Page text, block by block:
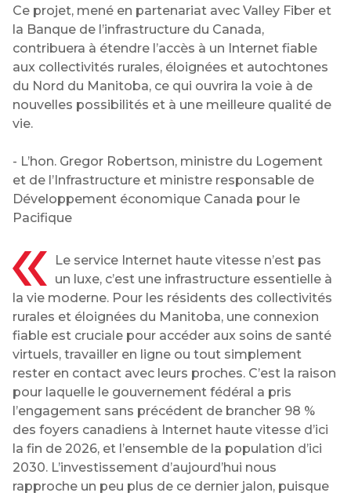
Ce projet, mené en partenariat avec Valley Fiber et
la Banque de l’infrastructure du Canada,
contribuera à étendre l’accès à un Internet fiable
aux collectivités rurales, éloignées et autochtones
du Nord du Manitoba, ce qui ouvrira la voie à de
nouvelles possibilités et à une meilleure qualité de
vie.
- L’hon. Gregor Robertson, ministre du Logement
et de l’Infrastructure et ministre responsable de
Développement économique Canada pour le
Pacifique
Le service Internet haute vitesse n’est pas
un luxe, c’est une infrastructure essentielle à
la vie moderne. Pour les résidents des collectivités
rurales et éloignées du Manitoba, une connexion
fiable est cruciale pour accéder aux soins de santé
virtuels, travailler en ligne ou tout simplement
rester en contact avec leurs proches. C’est la raison
pour laquelle le gouvernement fédéral a pris
l’engagement sans précédent de brancher 98 %
des foyers canadiens à Internet haute vitesse d’ici
la fin de 2026, et l’ensemble de la population d’ici
2030. L’investissement d’aujourd’hui nous
rapproche un peu plus de ce dernier jalon, puisque